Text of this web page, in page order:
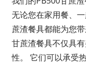
无论您在家用餐、
蔗渣餐具都能为您
甘蔗渣餐具不仅具
性。 它们可以承受